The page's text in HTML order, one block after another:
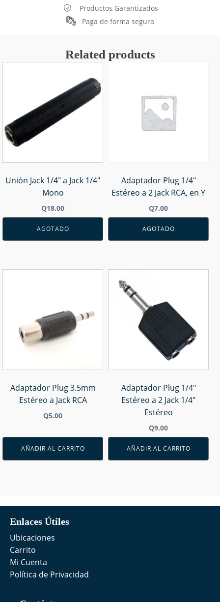
Productos Garantizados
Paga de forma segura
Related products
Unión Jack 1/4" a Jack 1/4"
Mono
Q18.00
AGOTADO
Adaptador Plug 1/4"
Estéreo a 2 Jack RCA, en Y
Q7.00
AGOTADO
Adaptador Plug 3.5mm
Estéreo a Jack RCA
Q5.00
AÑADIR AL CARRITO
Adaptador Plug 1/4"
Estéreo a 2 Jack 1/4"
Estéreo
Q9.00
AÑADIR AL CARRITO
Enlaces Útiles
Ubicaciones
Carrito
Mi Cuenta
Política de Privacidad